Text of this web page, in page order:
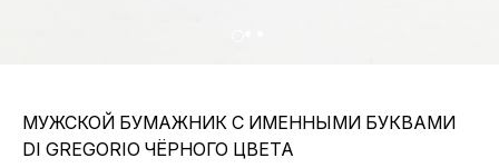
МУЖСКОЙ БУМАЖНИК С ИМЕННЫМИ БУКВАМИ
DI GREGORIO ЧЁРНОГО ЦВЕТА